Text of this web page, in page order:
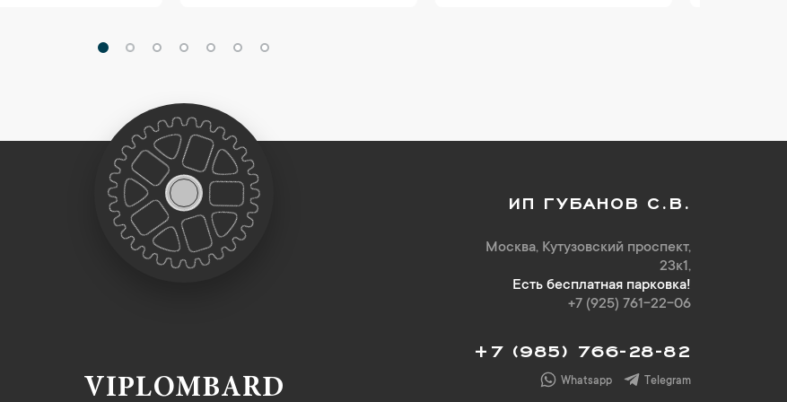
ИП ГУБАНОВ С.В.
Москва, Кутузовский проспект,
23к1,
Есть бесплатная парковка!
+7 (925) 761-22-06
+7 (985) 766-28-82
Whatsapp Telegram
VIPLOMBARD